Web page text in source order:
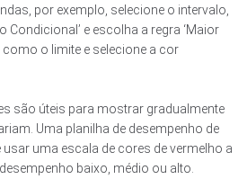
por exemplo, selecione o intervalo,
Condicional’ e escolha a regra ‘Maior
como o limite e selecione a cor
são úteis para mostrar gradualmente
Uma planilha de desempenho de
uma escala de cores de vermelho a
baixo, médio ou alto.